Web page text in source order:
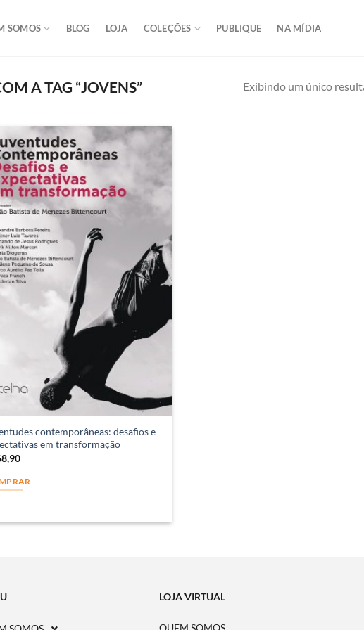
SOMOS BLOG LOJA COLEÇÕES PUBLIQUE NA MÍDIA
A TAG “JOVENS” Exibindo um único
contemporâneas: desafios e
em transformação
LOJA VIRTUAL
QUEM SOMOS